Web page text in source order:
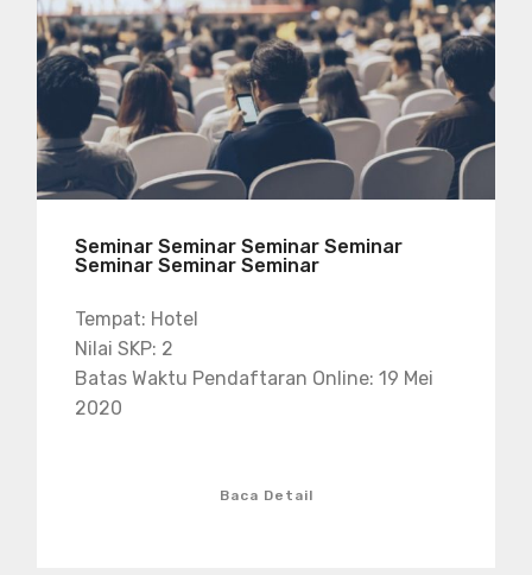
Seminar Seminar Seminar Seminar
Seminar Seminar Seminar
Tempat: Hotel
Nilai SKP: 2
Batas Waktu Pendaftaran Online: 19 Mei
2020
Baca Detail